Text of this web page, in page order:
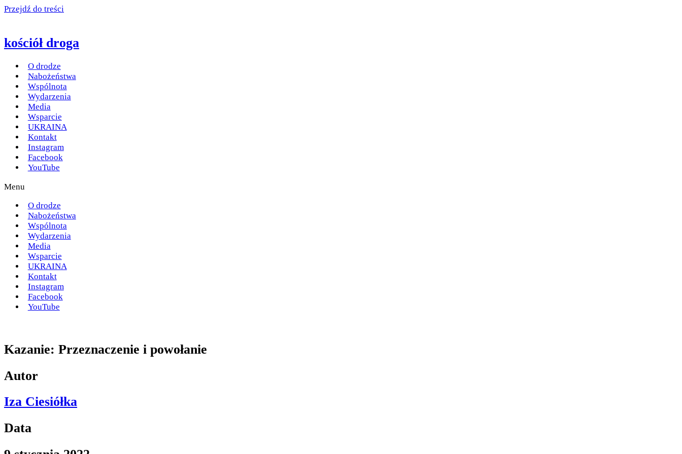
Przejdź do treści
kościół droga
O drodze
Nabożeństwa
Wspólnota
Wydarzenia
Media
Wsparcie
UKRAINA
Kontakt
Instagram
Facebook
YouTube
Menu
O drodze
Nabożeństwa
Wspólnota
Wydarzenia
Media
Wsparcie
UKRAINA
Kontakt
Instagram
Facebook
YouTube
Kazanie: Przeznaczenie i powołanie
Autor
Iza Ciesiółka
Data